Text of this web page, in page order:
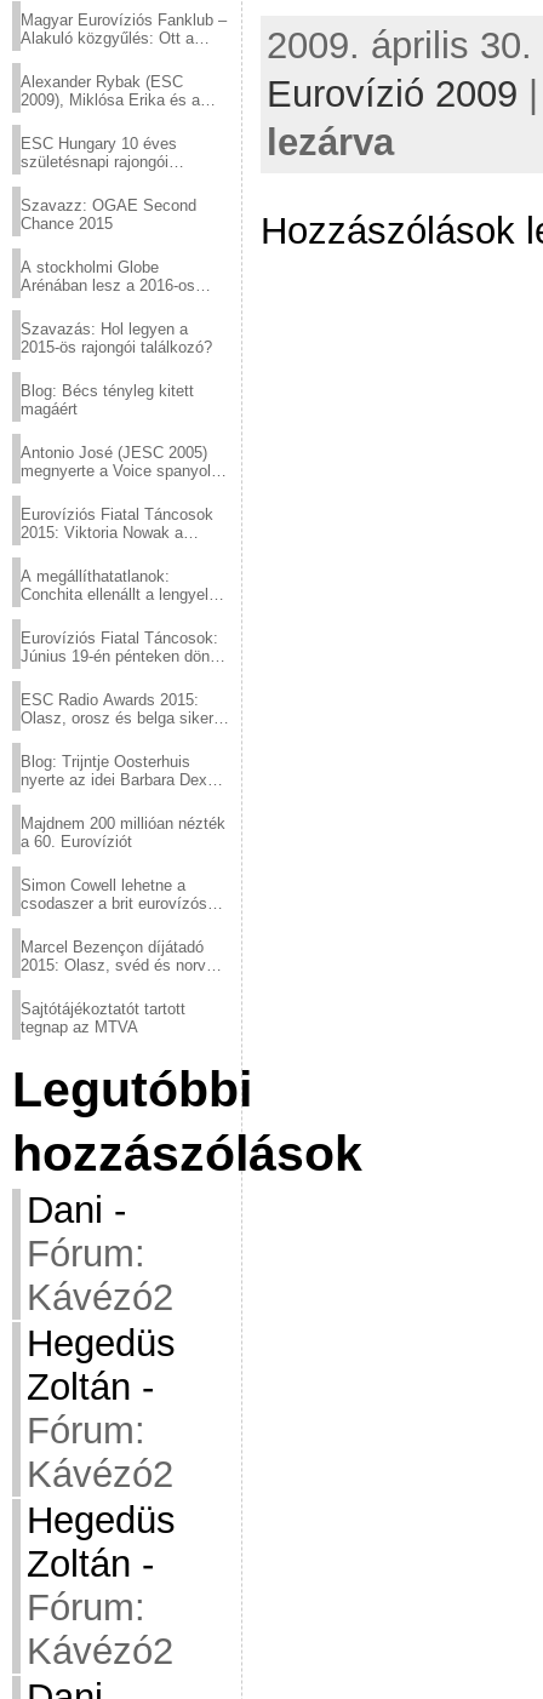
Magyar Eurovíziós Fanklub –
Alakuló közgyűlés: Ott a
Alexander Rybak (ESC
2009), Miklósa Erika és a
sztárjai a Margitszigeten
ESC Hungary 10 éves
születésnapi rajongói
Szavazz: OGAE Second
Chance 2015
A stockholmi Globe
Arénában lesz a 2016-os
Szavazás: Hol legyen a
2015-ös rajongói találkozó?
Blog: Bécs tényleg kitett
magáért
Antonio José (JESC 2005)
megnyerte a Voice spanyol
Eurovíziós Fiatal Táncosok
2015: Viktoria Nowak a
A megállíthatatlanok:
Conchita ellenállt a lengyel
Eurovíziós Fiatal Táncosok:
Június 19-én pénteken döntő
ESC Radio Awards 2015:
Olasz, orosz és belga siker,
Blog: Trijntje Oosterhuis
nyerte az idei Barbara Dex
Majdnem 200 millióan nézték
a 60. Eurovíziót
Simon Cowell lehetne a
csodaszer a brit eurovízós
Marcel Bezençon díjátadó
2015: Olasz, svéd és norvég
Sajtótájékoztatót tartott
tegnap az MTVA
Legutóbbi
hozzászólások
Dani -
Fórum:
Kávézó2
Hegedüs
Zoltán -
Fórum:
Kávézó2
Hegedüs
Zoltán -
Fórum:
Kávézó2
2009. április
Eurovízió 2009
lezárva
Hozzászólások